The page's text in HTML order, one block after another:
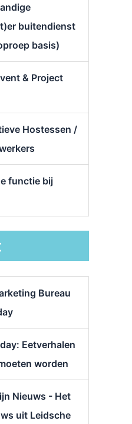
buitendienst
basis)
& Project
Hostessen /
functie bij
Bureau
Eetverhalen
worden
Nieuws - Het
uit Leidsche